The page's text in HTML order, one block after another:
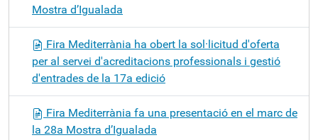
Mostra d’Igualada
Fira Mediterrània ha obert la sol·licitud d'oferta
per al servei d'acreditacions professionals i gestió
d'entrades de la 17a edició
Fira Mediterrània fa una presentació en el marc de
la 28a Mostra d’Igualada